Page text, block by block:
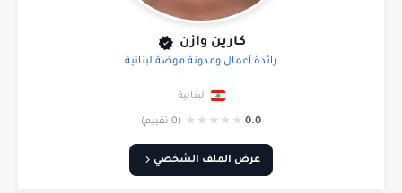
كارين وازن
رائدة أعمال ومدونة موضة لبنانية
لبنانية
0.0
★
★
★
★
★ (0 تقييم)
عرض الملف الشخصي